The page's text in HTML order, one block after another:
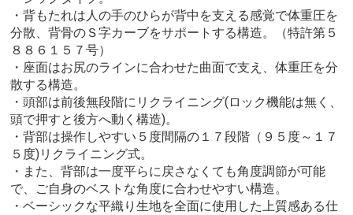
・背もたれは人の手のひらが背中を支える感覚で体重圧を
分散、背骨のＳ字カーブをサポートする構造。（特許第５
８８６１５７号）
・座面はお尻のラインに合わせた曲面で支え、体重圧を分
散する構造。
・頭部は前後無段階にリクライニング(ロック機能は無く、
頭で押すと後方へ動く構造)。
・背部は操作しやすい５度間隔の１７段階（９５度～１７
５度)リクライニング式。
・また、背部は一度平らに戻さなくても角度調節が可能
で、ご自身のベストな角度に合わせやすい構造。
・ベーシックな平織り生地を全面に使用した上質感ある仕